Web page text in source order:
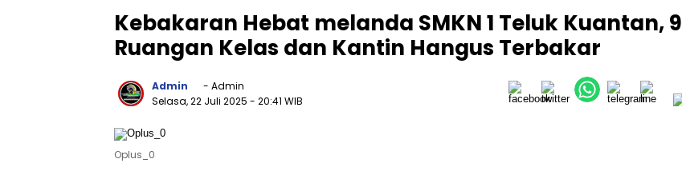
Kebakaran Hebat melanda SMKN 1 Teluk Kuantan, 9
Ruangan Kelas dan Kantin Hangus Terbakar
Admin
- Admin
Selasa, 22 Juli 2025 - 20:41 WIB
Oplus_0